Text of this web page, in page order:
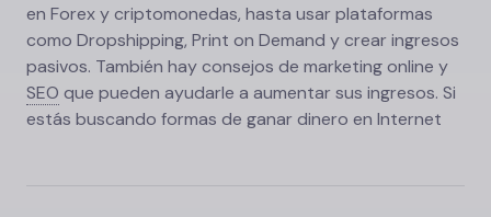
en Forex y criptomonedas, hasta usar plataformas
como Dropshipping, Print on Demand y crear ingresos
pasivos. También hay consejos de marketing online y
SEO que pueden ayudarle a aumentar sus ingresos. Si
estás buscando formas de ganar dinero en Internet